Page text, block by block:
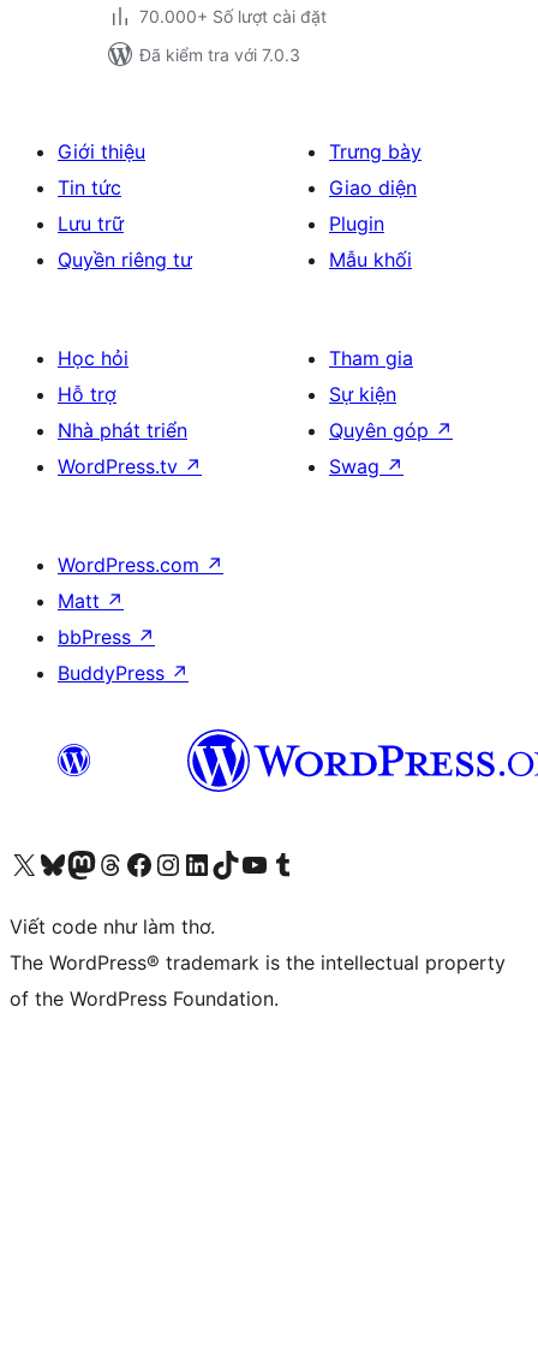
70.000+ Số lượt cài đặt
Đã kiểm tra với 7.0.3
Giới thiệu
Tin tức
Lưu trữ
Quyền riêng tư
Trưng bày
Giao diện
Plugin
Mẫu khối
Học hỏi
Hỗ trợ
Nhà phát triển
WordPress.tv ↗
Tham gia
Sự kiện
Quyên góp ↗
Swag ↗
WordPress.com ↗
Matt ↗
bbPress ↗
BuddyPress ↗
Truy cập tài khoản X (trước đây là Twitter) của chúng tôiVisit our Bluesky account
Visit our Mastodon account
Visit our Threads account
Xem trang Facebook của chúng tôiTruy cập tài khoản Instagram của chúng tôiTruy cập tài khoản LinkedIn của chúng tôiVisit our TikTok account
Truy cập kênh YouTube của chúng tôi Visit our Tumblr account
Viết code như làm thơ.
The WordPress® trademark is the intellectual property
of the WordPress Foundation.